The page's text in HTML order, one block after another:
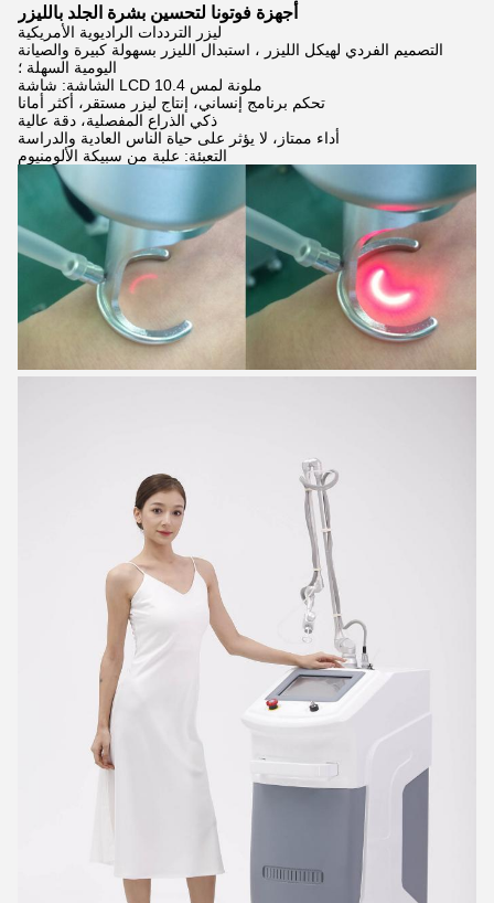
أجهزة فوتونا لتحسين بشرة الجلد بالليزر
ليزر الترددات الراديوية الأمريكية
التصميم الفردي لهيكل الليزر ، استبدال الليزر بسهولة كبيرة والصيانة
اليومية السهلة ؛
الشاشة: شاشة LCD ملونة لمس 10.4
تحكم برنامج إنساني، إنتاج ليزر مستقر، أكثر أمانا
ذكي الذراع المفصلية، دقة عالية
أداء ممتاز، لا يؤثر على حياة الناس العادية والدراسة
التعبئة: علبة من سبيكة الألومنيوم